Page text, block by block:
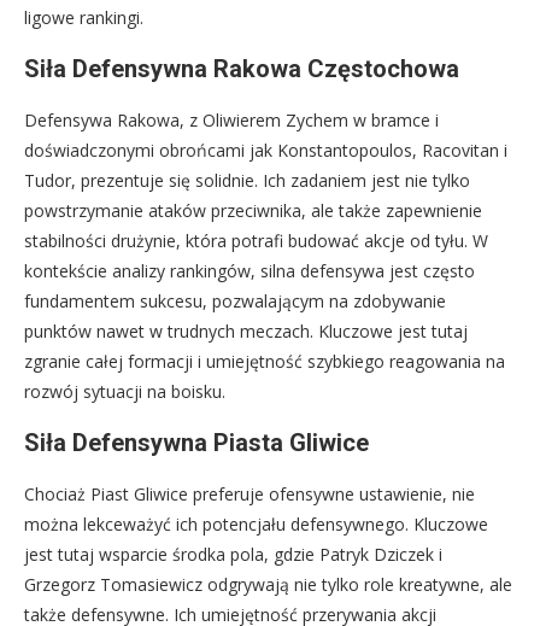
ligowe rankingi.
Siła Defensywna Rakowa Częstochowa
Defensywa Rakowa, z Oliwierem Zychem w bramce i
doświadczonymi obrońcami jak Konstantopoulos, Racovitan i
Tudor, prezentuje się solidnie. Ich zadaniem jest nie tylko
powstrzymanie ataków przeciwnika, ale także zapewnienie
stabilności drużynie, która potrafi budować akcje od tyłu. W
kontekście analizy rankingów, silna defensywa jest często
fundamentem sukcesu, pozwalającym na zdobywanie
punktów nawet w trudnych meczach. Kluczowe jest tutaj
zgranie całej formacji i umiejętność szybkiego reagowania na
rozwój sytuacji na boisku.
Siła Defensywna Piasta Gliwice
Chociaż Piast Gliwice preferuje ofensywne ustawienie, nie
można lekceważyć ich potencjału defensywnego. Kluczowe
jest tutaj wsparcie środka pola, gdzie Patryk Dziczek i
Grzegorz Tomasiewicz odgrywają nie tylko role kreatywne, ale
także defensywne. Ich umiejętność przerywania akcji